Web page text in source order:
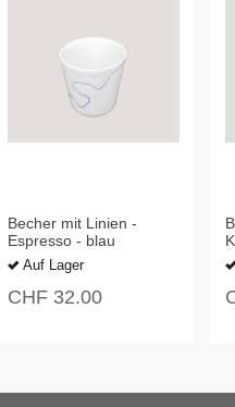
Becher mit Linien -
Espresso - blau
Auf Lager
CHF 32.00